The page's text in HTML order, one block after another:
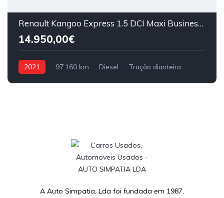
Renault Kangoo Express 1.5 DCI Maxi Business 95cv
14.950,00€
2021 97.160 km Diesel Tração dianteira
A Auto Simpatia, Lda foi fundada em 1987,